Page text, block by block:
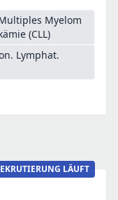
Myelom
(CLL)
Lymphat.
LÄUFT